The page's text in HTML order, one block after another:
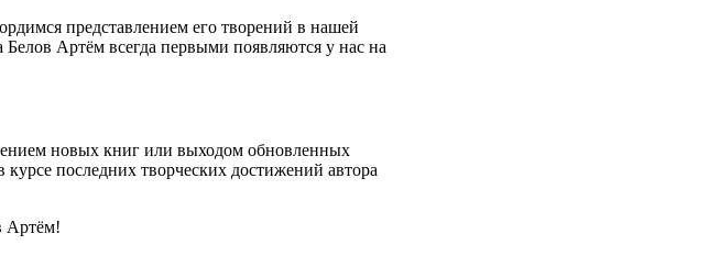
представлением его творений в нашей
Артём всегда первыми появляются у нас на
новых книг или выходом обновленных
последних творческих достижений автора
Артём!